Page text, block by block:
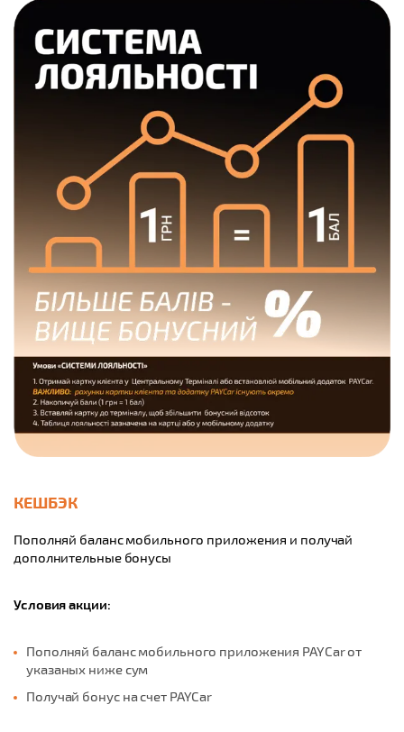
КЕШБЭК
Пополняй баланс мобильного приложения и получай
дополнительные бонусы
Условия акции:
Пополняй баланс мобильного приложения PAYCar от
указаных ниже сум
Получай бонус на счет PAYCar